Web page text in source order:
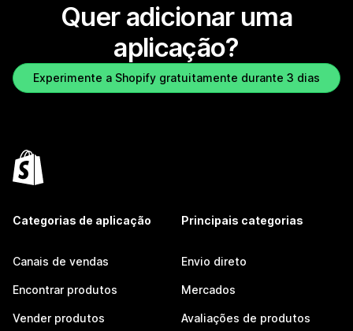
Quer adicionar uma
aplicação?
Experimente a Shopify gratuitamente durante 3 dias
Categorias de aplicação
Canais de vendas
Encontrar produtos
Vender produtos
Principais categorias
Envio direto
Mercados
Avaliações de produtos